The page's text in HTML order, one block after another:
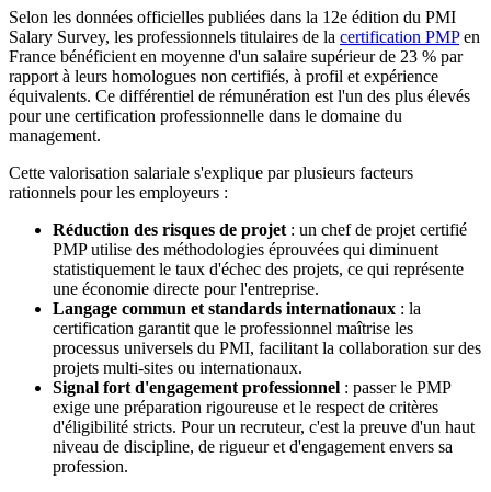
Selon les données officielles publiées dans la 12e édition du PMI
Salary Survey, les professionnels titulaires de la certification PMPen
France bénéficient en moyenne d'un salaire supérieur de 23 % par
rapport à leurs homologues non certifiés, à profil et expérience
équivalents. Ce différentiel de rémunération est l'un des plus élevés
pour une certification professionnelle dans le domaine du
management.
Cette valorisation salariale s'explique par plusieurs facteurs
rationnels pour les employeurs :
Réduction des risques de projet : un chef de projet certifié
PMP utilise des méthodologies éprouvées qui diminuent
statistiquement le taux d'échec des projets, ce qui représente
une économie directe pour l'entreprise.
Langage commun et standards internationaux : la
certification garantit que le professionnel maîtrise les
processus universels du PMI, facilitant la collaboration sur des
projets multi-sites ou internationaux.
Signal fort d'engagement professionnel : passer le PMP
exige une préparation rigoureuse et le respect de critères
d'éligibilité stricts. Pour un recruteur, c'est la preuve d'un haut
niveau de discipline, de rigueur et d'engagement envers sa
profession.